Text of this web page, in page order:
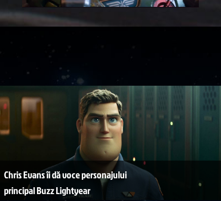
Chris Evans îi dă voce personajului
principal Buzz Lightyear